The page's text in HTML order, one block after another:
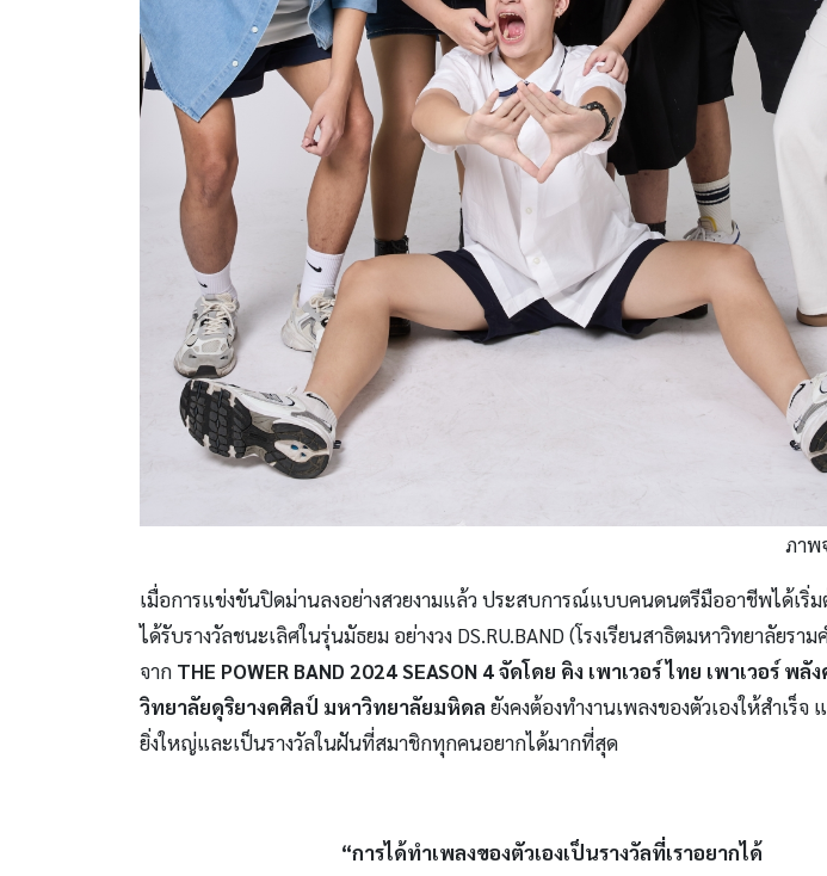
ภาพ
เมื่อการแข่งขันปิดม่านลงอย่างสวยงามแล้ว ประสบการณ์แบบคนดนตรีมืออาชีพได้เริ่
ได้รับรางวัลชนะเลิศในรุ่นมัธยม อย่างวง DS.RU.BAND (โรงเรียนสาธิตมหาวิทยาลัยรา
จาก THE POWER BAND 2024 SEASON 4จัดโดย คิง เพาเวอร์ ไทย เพาเวอร์ พลั
วิทยาลัยดุริยางคศิลป์ มหาวิทยาลัยมหิดล ยังคงต้องทำงานเพลงของตัวเองให้สำเร็จ
ยิ่งใหญ่และเป็นรางวัลในฝันที่สมาชิกทุกคนอยากได้มากที่สุด
“การได้ทำเพลงของตัวเองเป็นรางวัลที่เราอยากได้